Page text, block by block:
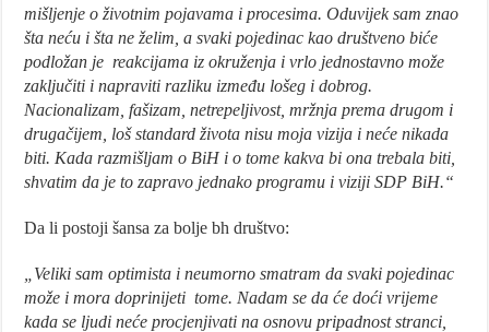
mišljenje o životnim pojavama i procesima. Oduvijek sam znao
šta neću i šta ne želim, a svaki pojedinac kao društveno biće
podložan je reakcijama iz okruženja i vrlo jednostavno može
zaključiti i napraviti razliku između lošeg i dobrog.
Nacionalizam, fašizam, netrepeljivost, mržnja prema drugom i
drugačijem, loš standard života nisu moja vizija i neće nikada
biti. Kada razmišljam o BiH i o tome kakva bi ona trebala biti,
shvatim da je to zapravo jednako programu i viziji SDP BiH.“
Da li postoji šansa za bolje bh društvo:
„Veliki sam optimista i neumorno smatram da svaki pojedinac
može i mora doprinijeti tome. Nadam se da će doći vrijeme
kada se ljudi neće procjenjivati na osnovu pripadnost stranci,